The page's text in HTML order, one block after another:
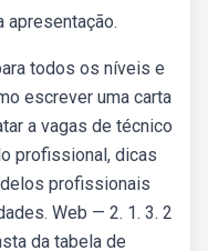
apresentação.
todos os níveis e
escrever uma carta
a vagas de técnico
profissional, dicas
profissionais
Web — 2. 1. 3. 2
da tabela de